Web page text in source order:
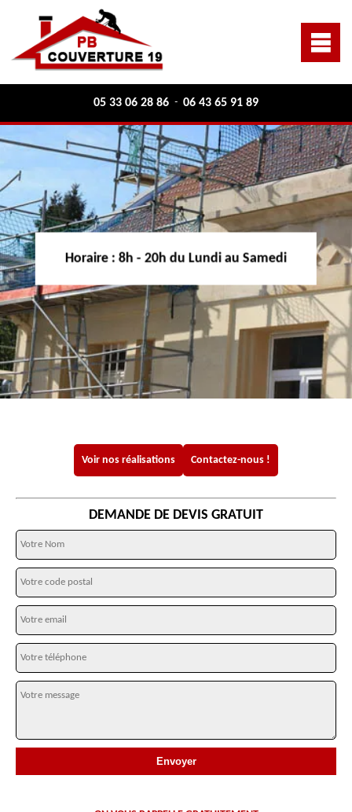
05 33 06 28 86 - 06 43 65 91 89
Horaire : 8h - 20h du Lundi au Samedi
Voir nos réalisations Contactez-nous !
DEMANDE DE DEVIS GRATUIT